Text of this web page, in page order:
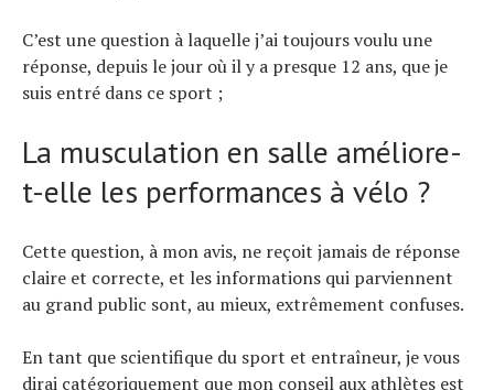
C’est une question à laquelle j’ai toujours voulu une
réponse, depuis le jour où il y a presque 12 ans, que je
suis entré dans ce sport ;
La musculation en salle améliore-
t-elle les performances à vélo ?
Cette question, à mon avis, ne reçoit jamais de réponse
claire et correcte, et les informations qui parviennent
au grand public sont, au mieux, extrêmement confuses.
En tant que scientifique du sport et entraîneur, je vous
dirai catégoriquement que mon conseil aux athlètes est